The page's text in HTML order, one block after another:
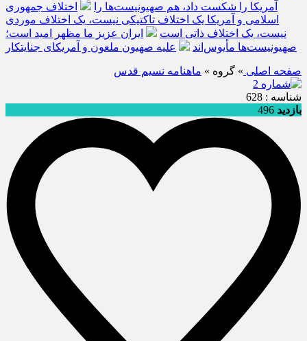
آمریکا را شکست داد، هم صهیونیست‌ها را
اختلاف جمهوری
اسلامی و آمریکا یک اختلاف تاکتیکی نیست، یک اختلاف موردی
نیست، یک اختلاف ذاتی است
ایران عزیز ما مظهر امید است؛
صهیونیست‌ها مأیوس‌اند
علیه صهیون ملعون و آمریکای جنایتکار
صفحه اصلی » گروه » ماهنامه نسيم قدس
شناسه : 628
بازدید 496